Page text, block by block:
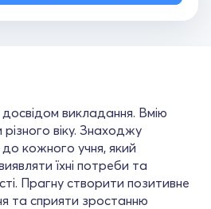
викладання. Вмію
різного віку. Знаходжу
до кожного учня, який
їхні потреби та
Прагну створити позитивне
та сприяти зростанню